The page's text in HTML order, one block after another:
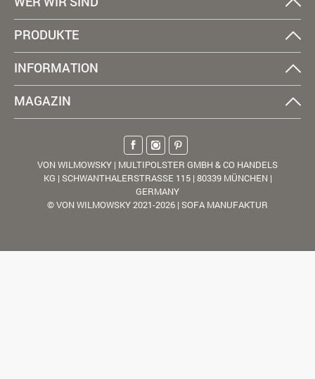
PRODUKTE
INFORMATION
MAGAZIN
VON WILMOWSKY | MULTIPOLSTER GMBH & CO HANDELS
KG | SCHWANTHALERSTRASSE 115 | 80339 MÜNCHEN |
GERMANY
© VON WILMOWSKY 2021-2026 | SOFA MANUFAKTUR